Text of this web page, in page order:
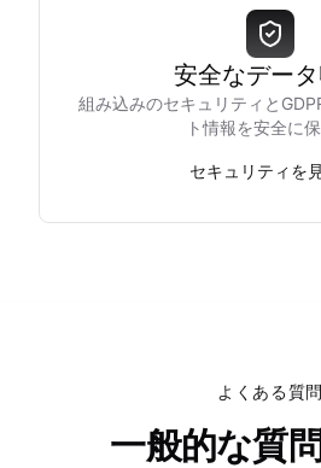
安全なデー
組み込みのセキュリティと
ト情報を安全に保
セキュリティを
よくある質問
一般的な質